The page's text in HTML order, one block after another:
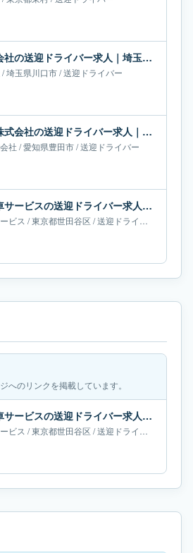
東京富士交通株式会社の送迎ドライバー求人｜埼玉県川口市
/埼玉県川口市/送迎ドライバー
エムケイ観光バス株式会社の送迎ドライバー求人｜愛知県豊田市｜月給38万-61万円
社 /愛知県豊田市/送迎ドライバー
株式会社電恒自動車サービスの送迎ドライバー求人｜東京都世田谷区
ビス /東京都世田谷区 /送迎ドライバー
へのリンクを掲載しています。
株式会社電恒自動車サービスの送迎ドライバー求人｜東京都世田谷区
ビス /東京都世田谷区 /送迎ドライバー